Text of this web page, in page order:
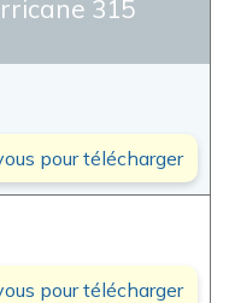
315
pour télécharger
pour télécharger